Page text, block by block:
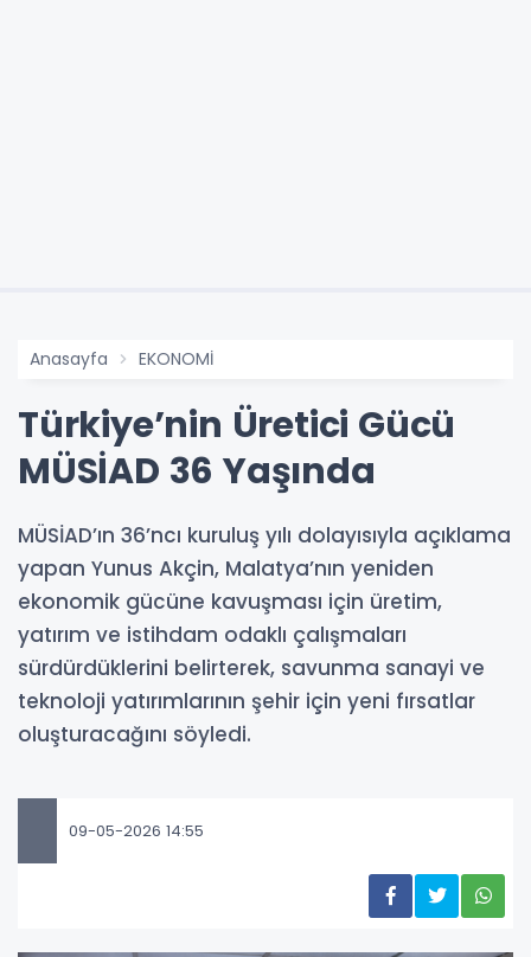
Anasayfa EKONOMİ
Türkiye’nin Üretici Gücü
MÜSİAD 36 Yaşında
MÜSİAD’ın 36’ncı kuruluş yılı dolayısıyla açıklama
yapan Yunus Akçin, Malatya’nın yeniden
ekonomik gücüne kavuşması için üretim,
yatırım ve istihdam odaklı çalışmaları
sürdürdüklerini belirterek, savunma sanayi ve
teknoloji yatırımlarının şehir için yeni fırsatlar
oluşturacağını söyledi.
09-05-2026 14:55